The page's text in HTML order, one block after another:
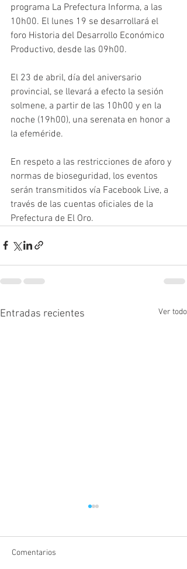
programa La Prefectura Informa, a las
10h00. El lunes 19 se desarrollará el
foro Historia del Desarrollo Económico
Productivo, desde las 09h00.
El 23 de abril, día del aniversario
provincial, se llevará a efecto la sesión
solmene, a partir de las 10h00 y en la
noche (19h00), una serenata en honor a
la efeméride.
En respeto a las restricciones de aforo y
normas de bioseguridad, los eventos
serán transmitidos vía Facebook Live, a
través de las cuentas oficiales de la
Prefectura de El Oro.
Entradas recientes Ver todo
Comentarios